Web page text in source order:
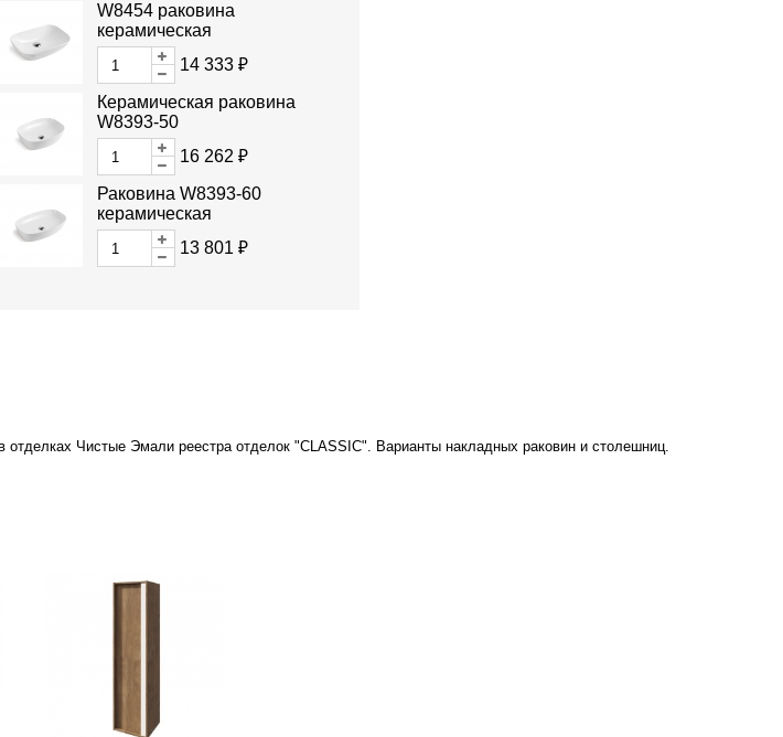
W8454 раковина
керамическая
14 333 ₽
Керамическая раковина
W8393-50
16 262 ₽
Раковина W8393-60
керамическая
13 801 ₽
Чистые Эмали реестра отделок "CLASSIC". Варианты накладных раковин и столешниц.